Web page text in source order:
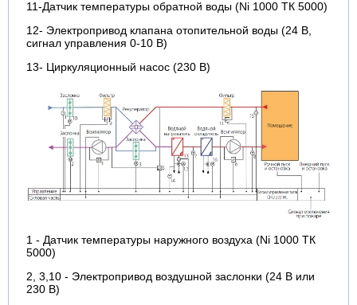
11-Датчик температуры обратной воды (Ni 1000 ТК 5000)
12- Электропривод клапана отопительной воды (24 В,
сигнал управления 0-10 В)
13- Циркуляционный насос (230 В)
1 - Датчик температуры наружного воздуха (Ni 1000 ТК
5000)
2, 3,10 - Электропривод воздушной заслонки (24 В или
230 В)